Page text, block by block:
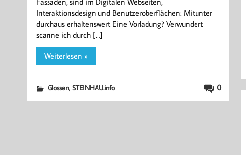
Interaktionsdesign und Benutzeroberflächen: Mitunter
durchaus erhaltenswert Eine Vorladung? Verwundert
scanne ich durch […]
Weiterlesen »
0
Glossen, STEINHAU.info